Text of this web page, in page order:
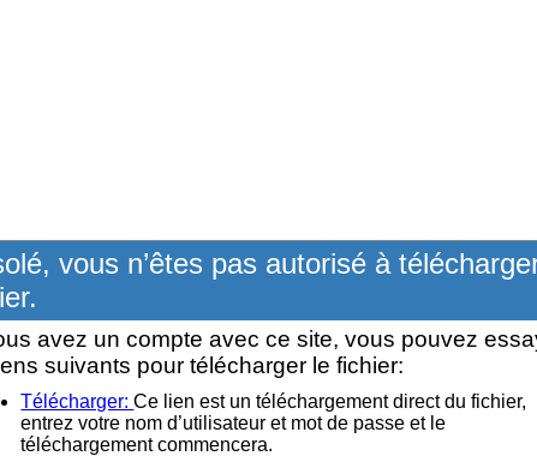
vous n’êtes pas autorisé à
avez un compte avec ce site, vous pouvez
suivants pour télécharger le fichier:
Télécharger:Ce lien est un téléchargement direct du fichier,
entrez votre nom d’utilisateur et mot de passe et le
téléchargement commencera.